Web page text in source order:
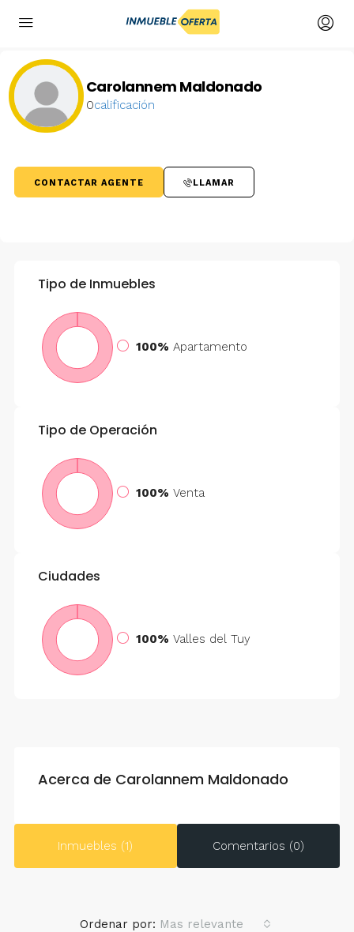
Carolannem Maldonado
0calificación
CONTACTAR AGENTE LLAMAR
Tipo de Inmuebles
100% Apartamento
Tipo de Operación
100% Venta
Ciudades
100% Valles del Tuy
Acerca de Carolannem Maldonado
Inmuebles (1) Comentarios (0)
Ordenar por: Mas relevante